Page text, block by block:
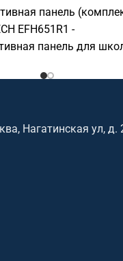
панель
EFH651R1 -
панель для
комнат и
3840x2160@60Гц
500, ос /
Нагатинская ул, д.